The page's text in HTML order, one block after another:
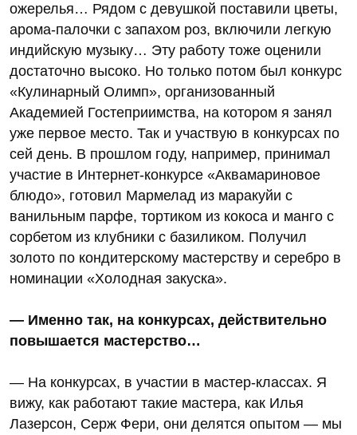
ожерелья… Рядом с девушкой поставили цветы,
арома-палочки с запахом роз, включили легкую
индийскую музыку… Эту работу тоже оценили
достаточно высоко. Но только потом был конкурс
«Кулинарный Олимп», организованный
Академией Гостеприимства, на котором я занял
уже первое место. Так и участвую в конкурсах по
сей день. В прошлом году, например, принимал
участие в Интернет-конкурсе «Аквамариновое
блюдо», готовил Мармелад из маракуйи с
ванильным парфе, тортиком из кокоса и манго с
сорбетом из клубники с базиликом. Получил
золото по кондитерскому мастерству и серебро в
номинации «Холодная закуска».
— Именно так, на конкурсах, действительно
повышается мастерство…
— На конкурсах, в участии в мастер-классах. Я
вижу, как работают такие мастера, как Илья
Лазерсон, Серж Фери, они делятся опытом — мы